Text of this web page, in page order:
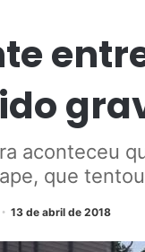
aconteceu
que
13 de abril de 2018